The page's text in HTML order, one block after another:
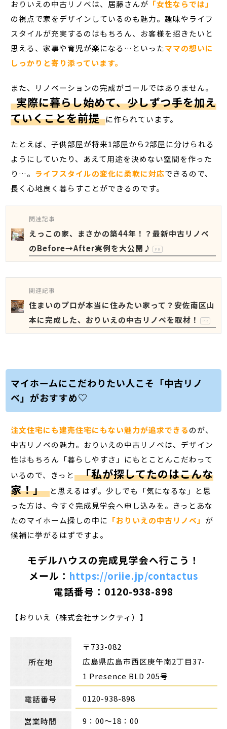
おりいえの中古リノベは、居藤さんが 「女性ならでは」
の視点で家をデザインしているのも魅力。趣味やライフ
スタイルが充実するのはもちろん、お客様を招きたいと
思える、家事や育児が楽になる…といったママの想いに
しっかりと寄り添っています。
また、リノベーションの完成がゴールではありません。
実際に暮らし始めて、少しずつ手を加え
ていくことを前提 に作られています。
たとえば、子供部屋が将来1部屋から2部屋に分けられる
ようにしていたり、あえて用途を決めない空間を作った
り…。 ライフスタイルの変化に柔軟に対応できるので、
長く心地良く暮らすことができるのです。
関連記事
えっこの家、まさかの築44年！？最新中古リノベ
のBefore→After実例を大公開♪
PR
関連記事
住まいのプロが本当に住みたい家って？安佐南区山
本に完成した、おりいえの中古リノベを取材！
PR
マイホームにこだわりたい人こそ「中古リノ
ベ」がおすすめ♡
注文住宅にも建売住宅にもない魅力が追求できるのが、
中古リノベの魅力。おりいえの中古リノベは、デザイン
性はもちろん「暮らしやすさ」にもとことんこだわって
いるので、きっと 「私が探してたのはこんな
家！」 と思えるはず。少しでも「気になるな」と思
った方は、今すぐ完成見学会へ申し込みを。きっとあな
たのマイホーム探しの中に 「おりいえの中古リノベ」 が
候補に挙がるはずですよ。
モデルハウスの完成見学会へ行こう！
メール： https://oriie.jp/contactus
電話番号：0120-938-898
【おりいえ（株式会社サンクティ）】
所在地
〒733-082
広島県広島市西区庚午南2丁目37-
1 Presence BLD 205号
電話番号 0120-938-898
営業時間 9：00～18：00